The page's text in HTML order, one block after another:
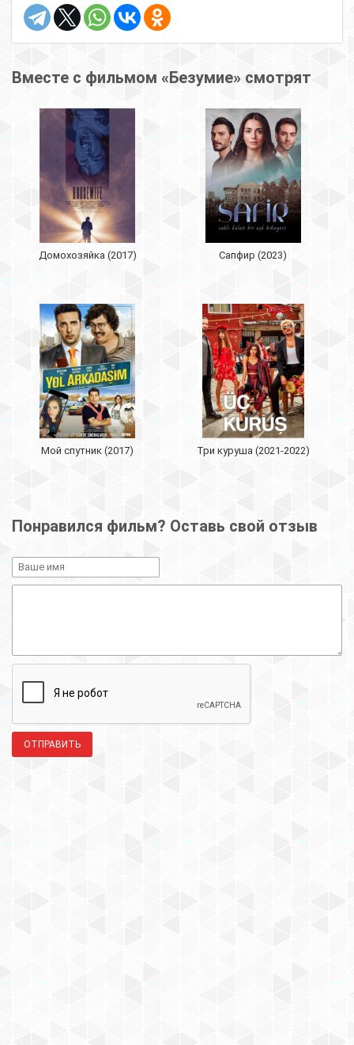
Вместе с фильмом «Безумие» смотрят
Домохозяйка (2017) Сапфир (2023)
Мой спутник (2017) Три куруша (2021-2022)
Понравился фильм? Оставь свой отзыв
ОТПРАВИТЬ